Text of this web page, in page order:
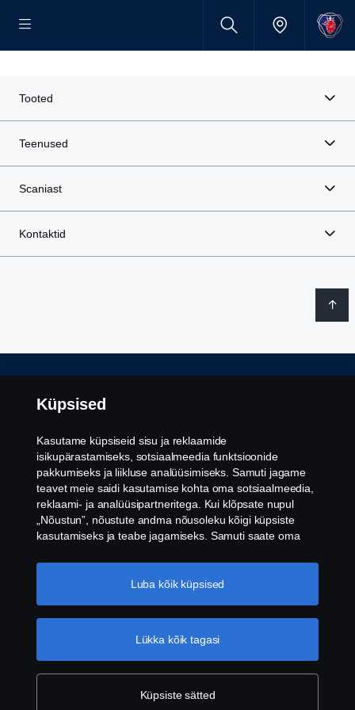
Tooted
Teenused
Scaniast
Kontaktid
Küpsised
Vilepuhumine
Küpsiste seaded
© Copyright Scania Eesti 2026. All rights reserved.
Küpsised
Kasutame küpsiseid sisu ja reklaamide
isikupärastamiseks, sotsiaalmeedia funktsioonide
pakkumiseks ja liikluse analüüsimiseks. Samuti jagame
teavet meie saidi kasutamise kohta oma sotsiaalmeedia,
reklaami- ja analüüsipartneritega. Kui klõpsate nupul
„Nõustun”, nõustute andma nõusoleku kõigi küpsiste
kasutamiseks ja teabe jagamiseks. Samuti saate oma
valides kategooriad, mida soovite aktsepteerida. Küpsiste
kasutamise üksikasjalikuma selgituse saamiseks
Küpsiste sätted
Lükka kõik tagasi
Luba kõik küpsised